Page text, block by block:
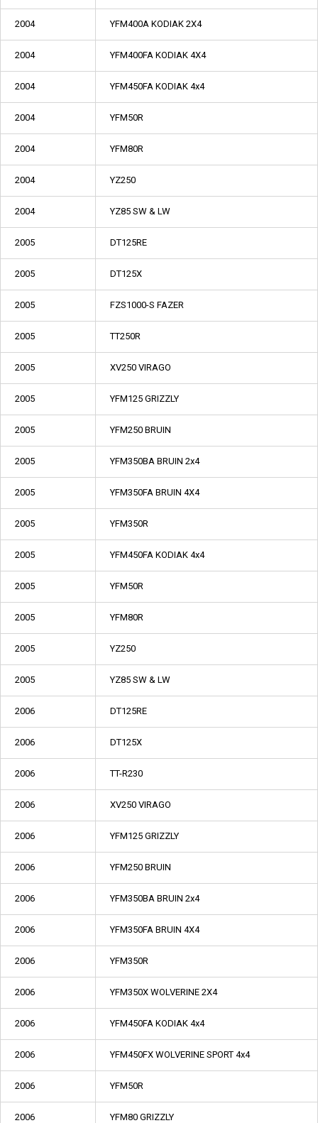
2004 YFM400A KODIAK 2X4
2004 YFM400FA KODIAK 4X4
2004 YFM450FA KODIAK 4x4
2004 YFM50R
2004 YFM80R
2004 YZ250
2004 YZ85 SW & LW
2005 DT125RE
2005 DT125X
2005 FZS1000-S FAZER
2005 TT250R
2005 XV250 VIRAGO
2005 YFM125 GRIZZLY
2005 YFM250 BRUIN
2005 YFM350BA BRUIN 2x4
2005 YFM350FA BRUIN 4X4
2005 YFM350R
2005 YFM450FA KODIAK 4x4
2005 YFM50R
2005 YFM80R
2005 YZ250
2005 YZ85 SW & LW
2006 DT125RE
2006 DT125X
2006 TT-R230
2006 XV250 VIRAGO
2006 YFM125 GRIZZLY
2006 YFM250 BRUIN
2006 YFM350BA BRUIN 2x4
2006 YFM350FA BRUIN 4X4
2006 YFM350R
2006 YFM350X WOLVERINE 2X4
2006 YFM450FA KODIAK 4x4
2006 YFM450FX WOLVERINE SPORT 4x4
2006 YFM50R
2006 YFM80 GRIZZLY